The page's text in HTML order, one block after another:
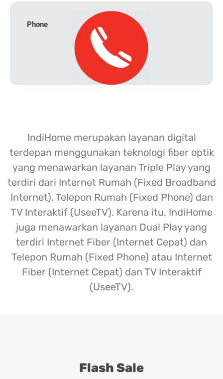
Phone
IndiHome merupakan layanan digital
terdepan menggunakan teknologi fiber optik
yang menawarkan layanan Triple Play yang
terdiri dari Internet Rumah (Fixed Broadband
Internet), Telepon Rumah (Fixed Phone) dan
TV Interaktif (UseeTV). Karena itu, IndiHome
juga menawarkan layanan Dual Play yang
terdiri Internet Fiber (Internet Cepat) dan
Telepon Rumah (Fixed Phone) atau Internet
Fiber (Internet Cepat) dan TV Interaktif
(UseeTV).
Flash Sale